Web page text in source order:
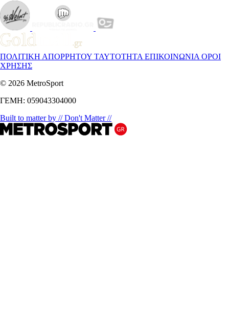
ΠΟΛΙΤΙΚΗ ΑΠΟΡΡΗΤΟΥ ΤΑΥΤΟΤΗΤΑ ΕΠΙΚΟΙΝΩΝΙΑ ΟΡΟΙ
ΧΡΗΣΗΣ
© 2026 MetroSport
ΓΕΜΗ: 059043304000
Built to matter by // Don't Matter //